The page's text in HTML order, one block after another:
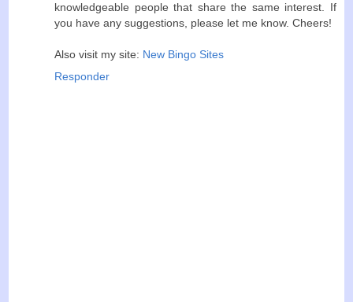
knowledgeable people that share the same interest. If
you have any suggestions, please let me know. Cheers!
Also visit my site: New Bingo Sites
Responder